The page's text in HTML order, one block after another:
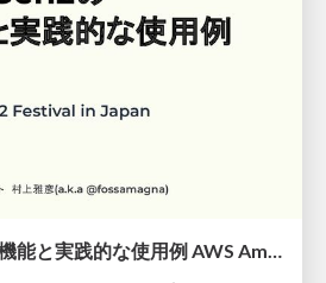
Amplify Gen2の 新機能と実践的な使用例 AWS Amplify Gen 2 Festival in Japan/New features and practical use cases in Amplify Gen2